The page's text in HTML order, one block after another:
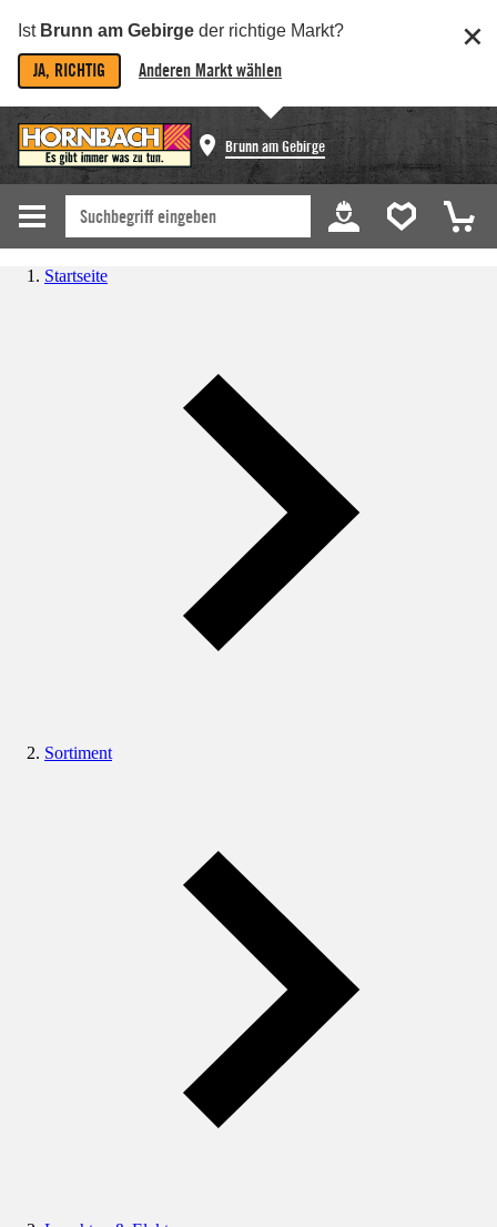
Ist Brunn am Gebirge der richtige Markt?
JA, RICHTIG Anderen Markt wählen
Brunn am Gebirge
Startseite
Sortiment